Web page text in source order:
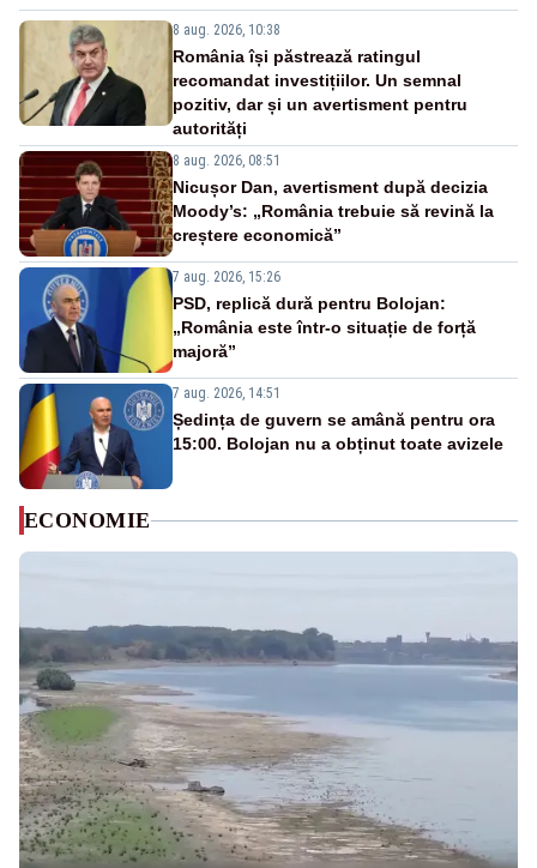
8 aug. 2026, 10:38
România își păstrează ratingul
recomandat investițiilor. Un semnal
pozitiv, dar și un avertisment pentru
autorități
8 aug. 2026, 08:51
Nicușor Dan, avertisment după decizia
Moody’s: „România trebuie să revină la
creștere economică”
7 aug. 2026, 15:26
PSD, replică dură pentru Bolojan:
„România este într-o situație de forță
majoră”
7 aug. 2026, 14:51
Ședința de guvern se amână pentru ora
15:00. Bolojan nu a obținut toate avizele
ECONOMIE